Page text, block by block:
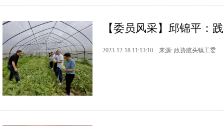
【委员风采】邱锦平：
2023-12-18 11:13:10 来源: 政协航头镇工委